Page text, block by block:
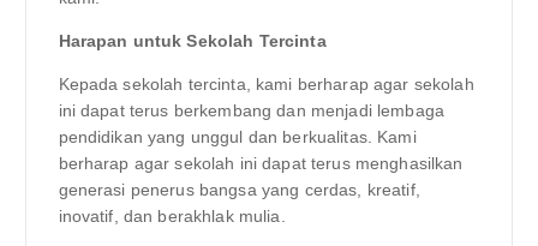
Harapan untuk Sekolah Tercinta
Kepada sekolah tercinta, kami berharap agar sekolah
ini dapat terus berkembang dan menjadi lembaga
pendidikan yang unggul dan berkualitas. Kami
berharap agar sekolah ini dapat terus menghasilkan
generasi penerus bangsa yang cerdas, kreatif,
inovatif, dan berakhlak mulia.